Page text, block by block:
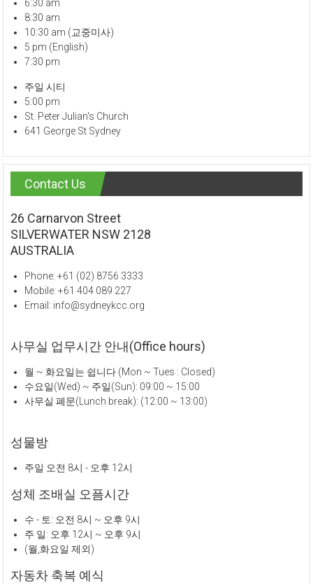
6:30 am
8:30 am
10:30 am (교중미사)
5 pm (English)
7:30 pm
주일 시티
5:00 pm
St. Peter Julian's Church
641 George St Sydney
Contact Us
26 Carnarvon Street
SILVERWATER NSW 2128
AUSTRALIA
Phone: +61 (02) 8756 3333
Mobile: +61 404 089 227
Email: info@sydneykcc.org
사무실 업무시간 안내(Office hours)
월 ~ 화요일는 쉽니다 (Mon ~ Tues : Closed)
수요일(Wed) ~ 주일(Sun): 09:00 ~ 15:00
사무실 폐문(Lunch break): (12:00 ~ 13:00)
성물방
주일 오전 8시 - 오후 12시
성체 조배실 오픔시간
수 - 토: 오전 8시 ~ 오후 9시
주 일: 오후 12시 ~ 오후 9시
(월,화요일 제외)
자동차 축복 예식